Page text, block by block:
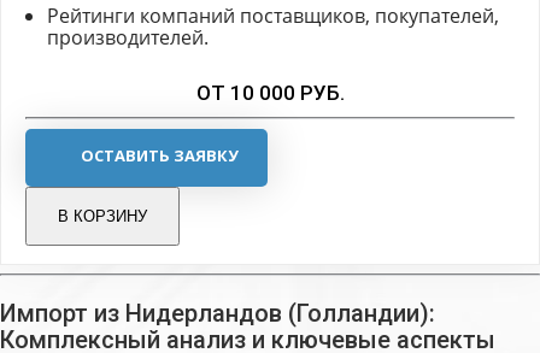
Рейтинги компаний поставщиков, покупателей,
производителей.
ОТ 10 000 РУБ.
ОСТАВИТЬ ЗАЯВКУ
В КОРЗИНУ
Импорт из Нидерландов (Голландии):
Комплексный анализ и ключевые аспекты